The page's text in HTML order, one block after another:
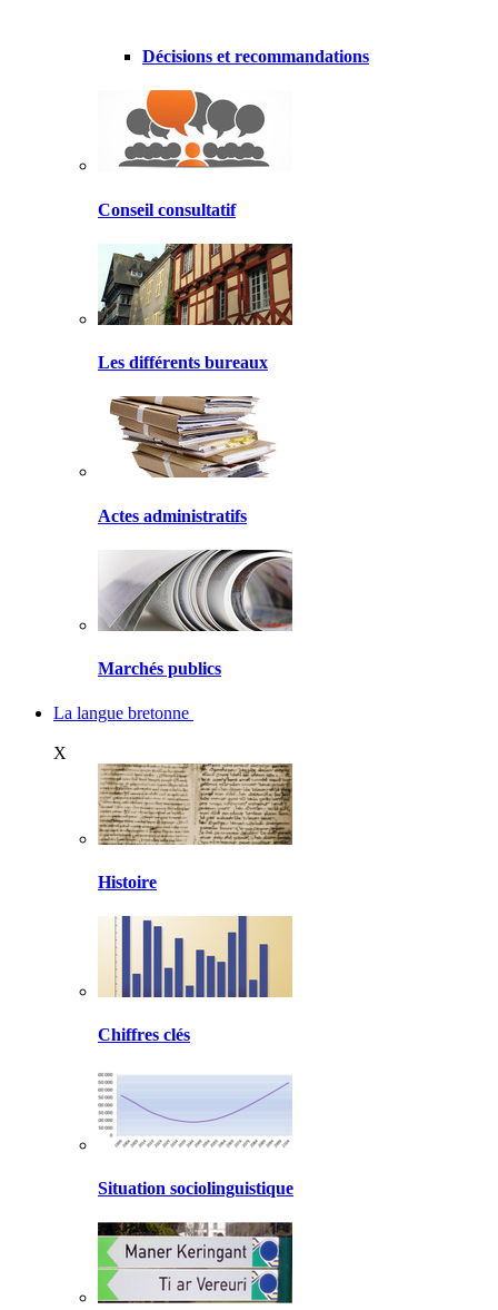
Décisions et recommandations
Conseil consultatif
Les différents bureaux
Actes administratifs
Marchés publics
La langue bretonne
X
Histoire
Chiffres clés
Situation sociolinguistique